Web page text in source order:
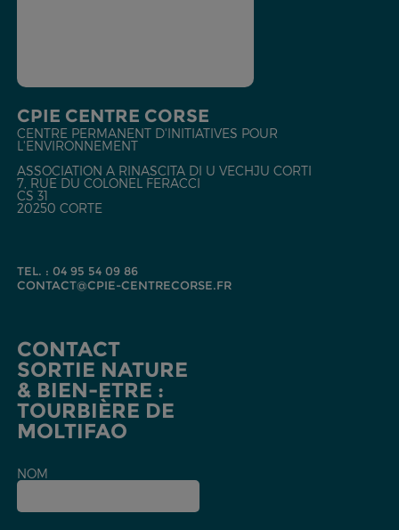
CPIE CENTRE CORSE
CENTRE PERMANENT D'INITIATIVES POUR
L'ENVIRONNEMENT
ASSOCIATION A RINASCITA DI U VECHJU CORTI
7, RUE DU COLONEL FERACCI
CS 31
20250 CORTE
TEL. : 04 95 54 09 86
CONTACT@CPIE-CENTRECORSE.FR
CONTACT
SORTIE NATURE
& BIEN-ETRE :
TOURBIÈRE DE
MOLTIFAO
NOM